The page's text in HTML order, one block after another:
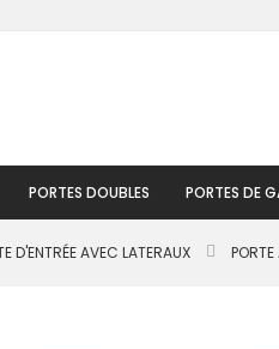
PORTES DOUBLES PORTES DE
D'ENTRÉE AVEC LATERAUX